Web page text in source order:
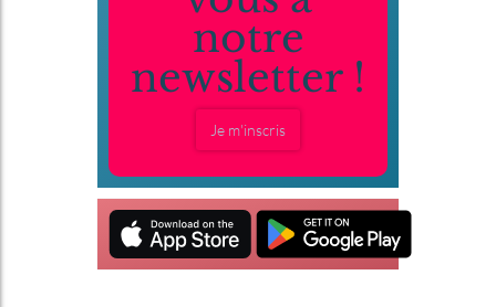
notre
newsletter !
Je m'inscris